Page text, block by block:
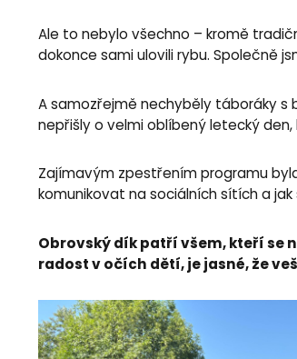
Ale to nebylo všechno – kromě
dokonce sami ulovili rybu. Společně
A samozřejmě nechyběly táboráky s
nepřišly o velmi oblíbený letecký
Zajímavým zpestřením programu
komunikovat na sociálních sítích a
Obrovský dík patří všem, kteří se
radost v očích dětí, je jasné, že